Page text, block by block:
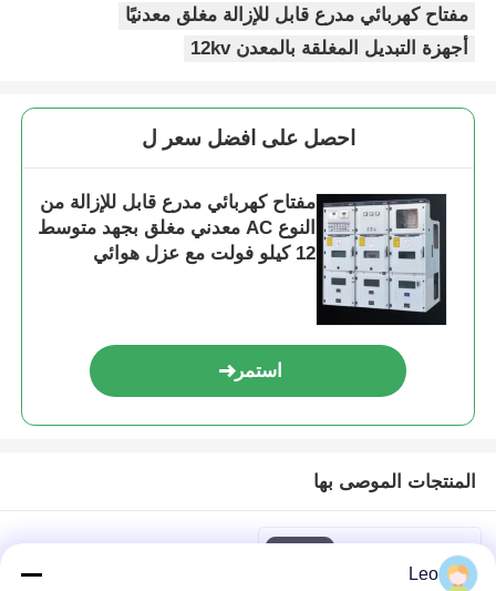
أخبار
أجهزة التحويل المتوسطة الجهد
المفاتيح الكهربائية ذات الجهد المنخفض
معدات تبديل معزولة بالهواء AIS
مفتاح شبكة الحلقة
مفتاح كهربائي مدرع قابل للإزالة مغلق معدنيًا
أجهزة التبديل المغلقة بالمعدن 12kv
احصل على افضل سعر ل
مفتاح كهربائي مدرع قابل للإزالة من
النوع AC معدني مغلق بجهد متوسط
​​12 كيلو فولت مع عزل هوائي
استمر
المنتجات الموصى بها
Leo